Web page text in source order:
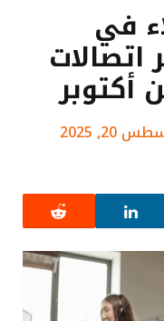
في
اتصالات
20, 2025